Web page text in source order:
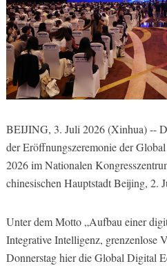
BEIJING, 3. Juli 2026 (Xinhua) --
der Eröffnungszeremonie der
2026 im Nationalen
chinesischen Hauptstadt Beijing, 2.
Unter dem Motto „Aufbau einer
Integrative Intelligenz, grenzenlose
Donnerstag hier die Global Digital